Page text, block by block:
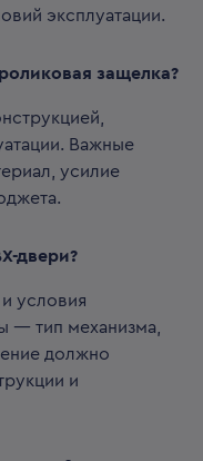
эксплуатации.
защелка?
Важные
усилие
двери?
условия
— тип механизма,
должно
и